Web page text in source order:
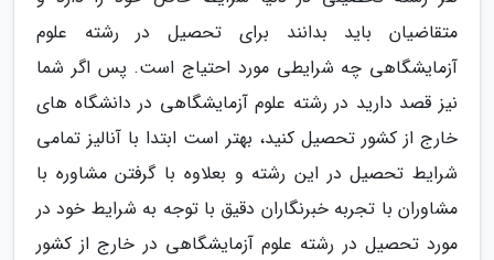
متقاضیان باید بدانند برای تحصیل در رشته علوم
آزمایشگاهی چه شرایطی مورد احتیاج است. پس اگر شما
نیز قصد دارید در رشته علوم آزمایشگاهی در دانشگاه های
خارج از کشور تحصیل کنید، بهتر است ابتدا با آنالیز تمامی
شرایط تحصیل در این رشته و بعلاوه با گرفتن مشاوره با
مشاوران با تجربه خبرنگاران دقیق با توجه به شرایط خود در
مورد تحصیل در رشته علوم آزمایشگاهی در خارج از کشور